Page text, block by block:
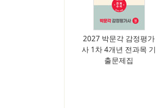
2027 박문각 감정평가
사 1차 4개년 전과목 기
출문제집